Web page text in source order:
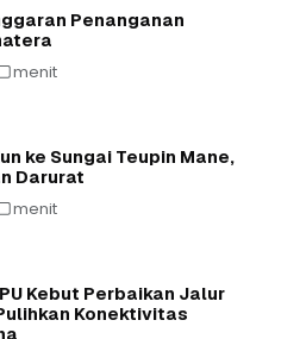
Penanganan
menit
ke Sungai Teupin Mane,
Darurat
menit
Kebut Perbaikan Jalur
Konektivitas